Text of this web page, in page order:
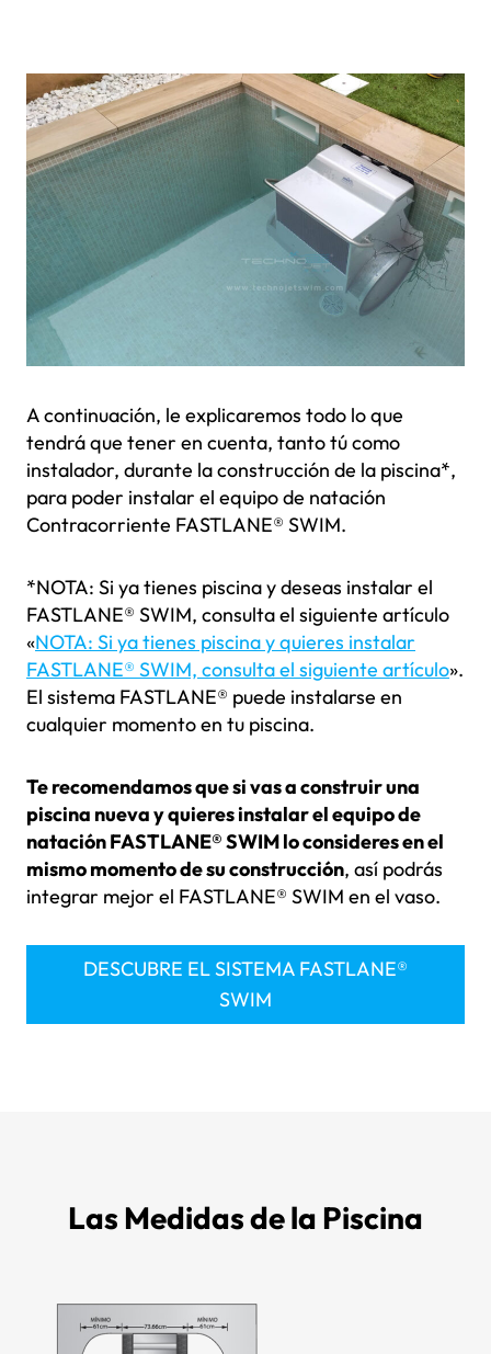
A continuación, le explicaremos todo lo que
tendrá que tener en cuenta, tanto tú como
instalador, durante la construcción de la piscina*,
para poder instalar el equipo de natación
Contracorriente FASTLANE® SWIM.
*NOTA: Si ya tienes piscina y deseas instalar el
FASTLANE® SWIM, consulta el siguiente artículo
«NOTA: Si ya tienes piscina y quieres instalar
FASTLANE® SWIM, consulta el siguiente artículo».
El sistema FASTLANE® puede instalarse en
cualquier momento en tu piscina.
Te recomendamos que si vas a construir una
piscina nueva y quieres instalar el equipo de
natación FASTLANE® SWIM lo consideres en el
mismo momento de su construcción, así podrás
integrar mejor el FASTLANE® SWIM en el vaso.
DESCUBRE EL SISTEMA FASTLANE®
SWIM
Las Medidas de la Piscina